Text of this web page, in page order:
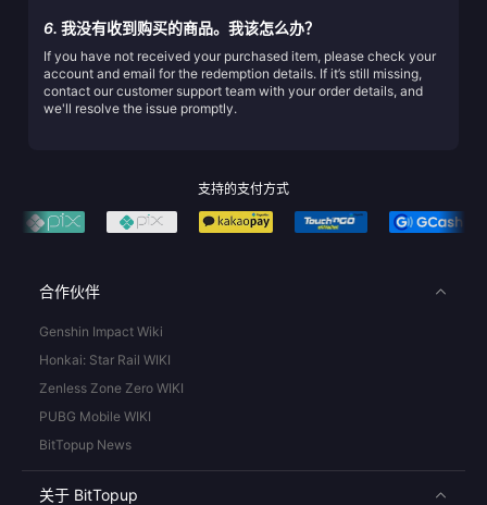
6. 我没有收到购买的商品。我该怎么办？
If you have not received your purchased item, please check your
account and email for the redemption details. If it’s still missing,
contact our customer support team with your order details, and
we'll resolve the issue promptly.
支持的支付方式
合作伙伴
Genshin Impact Wiki
Honkai: Star Rail WIKI
Zenless Zone Zero WIKI
PUBG Mobile WIKI
BitTopup News
关于 BitTopup